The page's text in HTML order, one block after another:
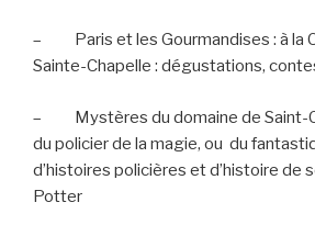
–
Paris et les Gourmandises : à la
Sainte-Chapelle : dégustations,
–
Mystères du domaine de Saint-
du policier de la magie, ou du
d’histoires policières et d’histoire de
Potter